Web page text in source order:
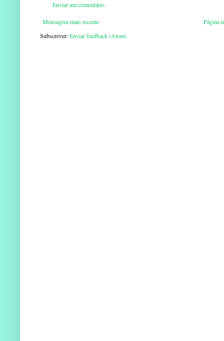
Enviar um comentário
Mensagem mais recente
Página
Subscrever:Enviar feedback (Atom)